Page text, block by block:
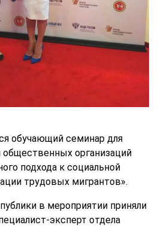
обучающий семинар для
общественных организаций
подхода к социальной
трудовых мигрантов».
в мероприятии приняли
эксперт отдела